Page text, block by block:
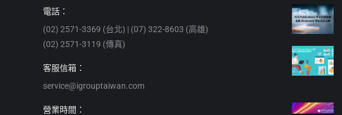
電話：
(02) 2571-3369 (台北) | (07) 322-8603 (高雄)
(02) 2571-3119 (傳真)
客服信箱：
service@igrouptaiwan.com
營業時間：